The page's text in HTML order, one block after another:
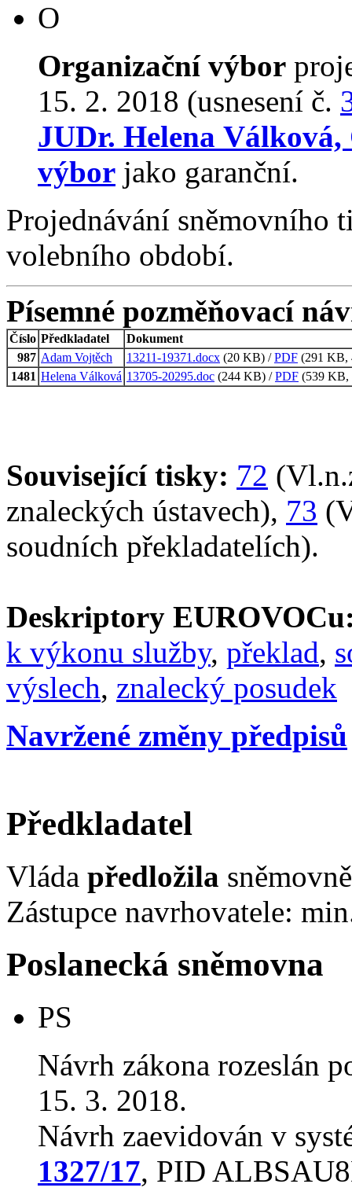
O
Organizační výbor
15. 2. 2018 (usnesení č.
JUDr. Helena Válková,
výbor jako garanční.
Projednávání sněmovního
volebního období.
Písemné pozměňovací
Číslo Předkladatel
Dokument
987 Adam Vojtěch 13211-19371.docx (20 KB) /PDF (291 KB,
1481 Helena Válková 13705-20295.doc (244 KB) /PDF (539 KB,
Související tisky: 72
znaleckých ústavech), 73
soudních překladatelích).
Deskriptory
k výkonu služby, překlad,
výslech, znalecký posudek
Navržené změny předpisů
Předkladatel
Vláda předložila
Zástupce navrhovatele:
Poslanecká sněmovna
PS
Návrh zákona rozeslán
15. 3. 2018.
Návrh zaevidován v
1327/17, PID